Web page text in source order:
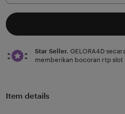
Star Seller. GELORA4D
memberikan bocoran rtp
Item details